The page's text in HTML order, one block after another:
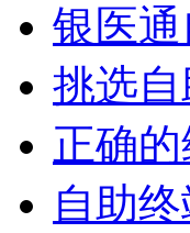
银医
挑选
正确
自助